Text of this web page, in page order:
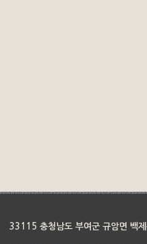
33115 충청남도 부여군 규암면 백